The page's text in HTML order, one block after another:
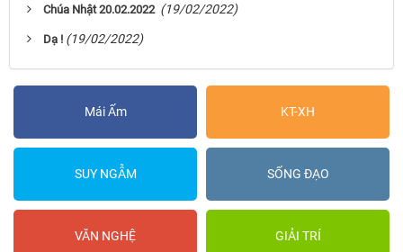
Chúa Nhật 20.02.2022 (19/02/2022)
Dạ ! (19/02/2022)
Mái Ấm KT-XH
SUY NGẪM SỐNG ĐẠO
VĂN NGHỆ GIẢI TRÍ